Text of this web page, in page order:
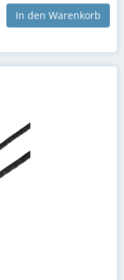
In den Warenkorb